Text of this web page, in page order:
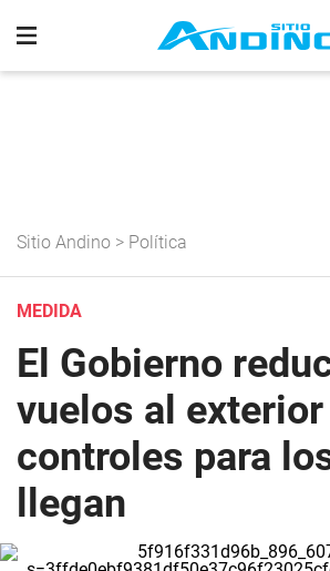
Sitio Andino > Política
MEDIDA
El Gobierno
vuelos al
controles para
llegan